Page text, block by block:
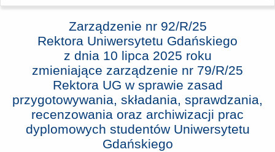
Zarządzenie nr 92/R/25
Rektora Uniwersytetu Gdańskiego
z dnia 10 lipca 2025 roku
zmieniające zarządzenie nr 79/R/25
Rektora UG w sprawie zasad
przygotowywania, składania, sprawdzania,
recenzowania oraz archiwizacji prac
dyplomowych studentów Uniwersytetu
Gdańskiego